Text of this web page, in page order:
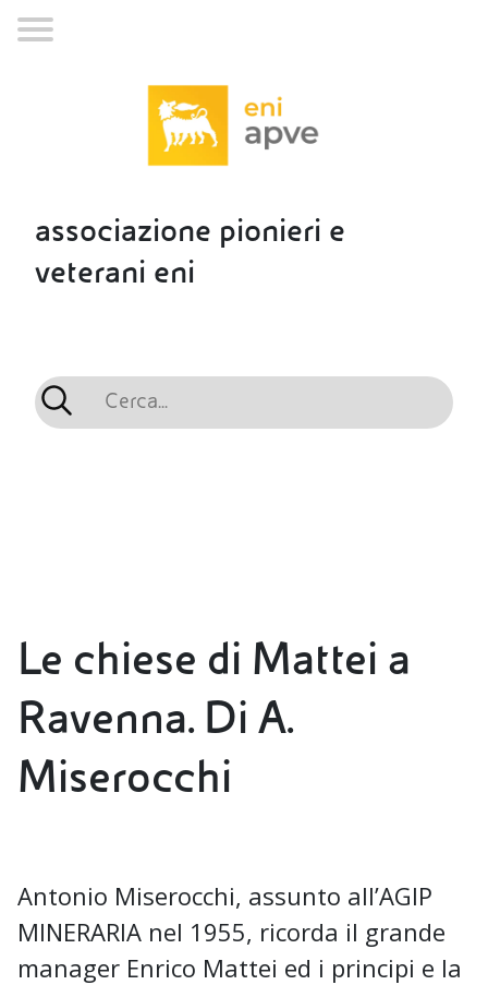
associazione pionieri e
veterani eni
Le chiese di Mattei a
Ravenna. Di A.
Miserocchi
Antonio Miserocchi, assunto all’AGIP
MINERARIA nel 1955, ricorda il grande
manager Enrico Mattei ed i principi e la